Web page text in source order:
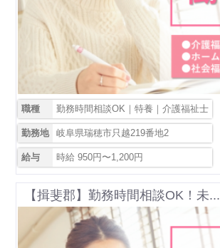
職種 勤務時間相談OK｜特養｜介護福祉士
勤務地 岐阜県瑞穂市只越219番地2
給与 時給 950円〜1,200円
【揖斐郡】勤務時間相談OK！未...